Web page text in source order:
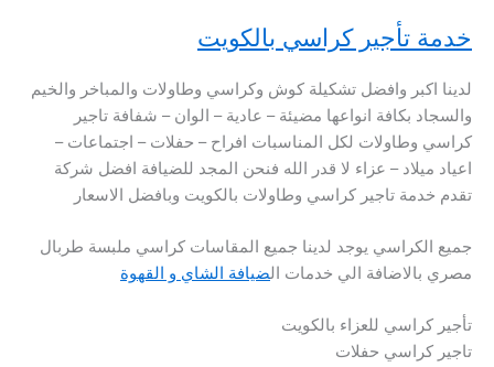
خدمة تأجير كراسي بالكويت
لدينا اكبر وافضل تشكيلة كوش وكراسي وطاولات والمباخر والخيم
والسجاد بكافة انواعها مضيئة – عادية – الوان – شفافة تاجير
كراسي وطاولات لكل المناسبات افراح – حفلات – اجتماعات –
اعياد ميلاد – عزاء لا قدر الله فنحن المجد للضيافة افضل شركة
تقدم خدمة تاجير كراسي وطاولات بالكويت وبافضل الاسعار
جميع الكراسي يوجد لدينا جميع المقاسات كراسي ملبسة طربال
مصري بالاضافة الي خدمات الضيافة الشاي و القهوة
تأجير كراسي للعزاء بالكويت
تاجير كراسي حفلات